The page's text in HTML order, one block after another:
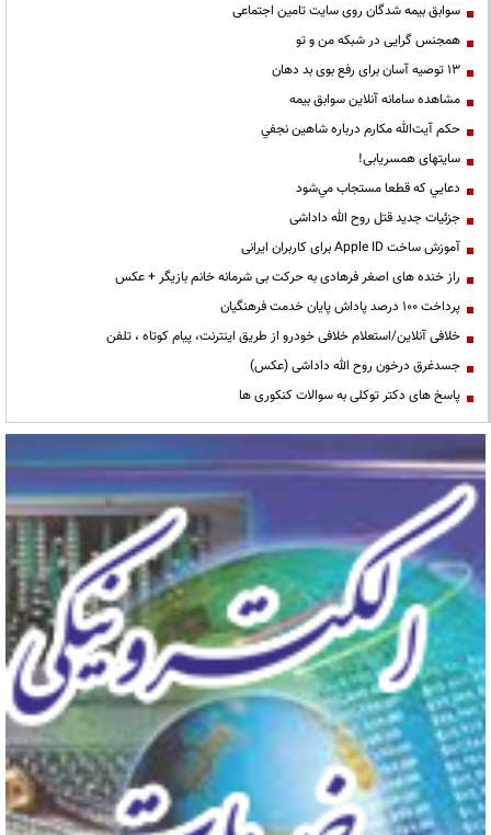
سوابق بیمه شدگان روی سایت تامین اجتماعی
همجنس گرایی در شبکه من و تو
13 توصیه آسان برای رفع بوی بد دهان
مشاهده سامانه آنلاين سوابق بیمه
حكم آيت‌الله مكارم درباره شاهين نجفي
سایتهای همسریابی!
دعايي كه قطعا مستجاب مي‌شود
جزئیات جدید قتل روح الله داداشی
آموزش ساخت Apple ID برای کاربران ایرانی
راز خنده های اصغر فرهادی به حرکت بی شرمانه خانم بازیگر + عکس
پرداخت ۱۰۰ درصد پاداش پایان خدمت فرهنگیان
خلافی آنلاین/استعلام خلافی خودرو از طریق اینترنت، پیام کوتاه ، تلفن
جسدغرق درخون روح الله داداشی (عکس)
پاسخ های دکتر توکلی به سوالات کنکوری ها